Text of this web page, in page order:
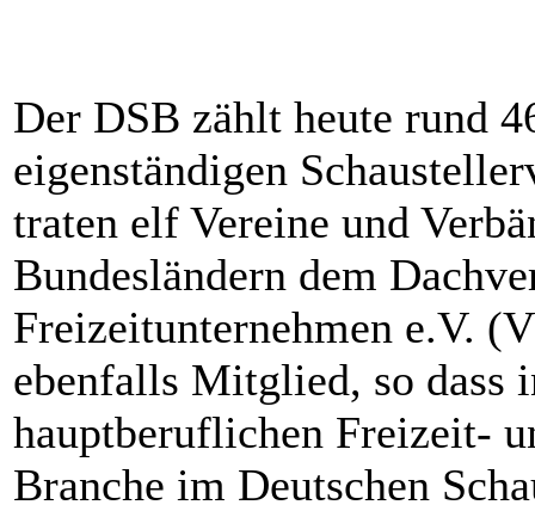
Der DSB zählt heute rund
eigenständigen
traten elf Vereine und
Bundesländern dem
Freizeitunternehmen e.V.
ebenfalls Mitglied, so dass
hauptberuflichen Freizeit-
Branche im Deutschen